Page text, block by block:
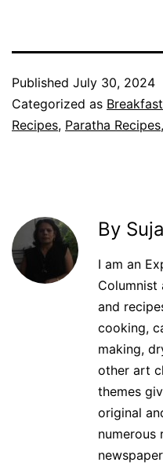
Published July 30, 2024
Categorized as
Recipes, Paratha Recipes,
By
I am an
Columnist
and
cooking,
making,
other art
themes
original
numerous